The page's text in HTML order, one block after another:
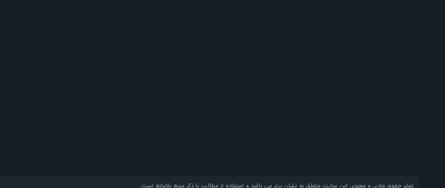
تمام حقوق مادی و معنوی این سایت متعلق به نشان برتر می باشد و استفاده از مطالب با ذکر منبع بلامانع است.